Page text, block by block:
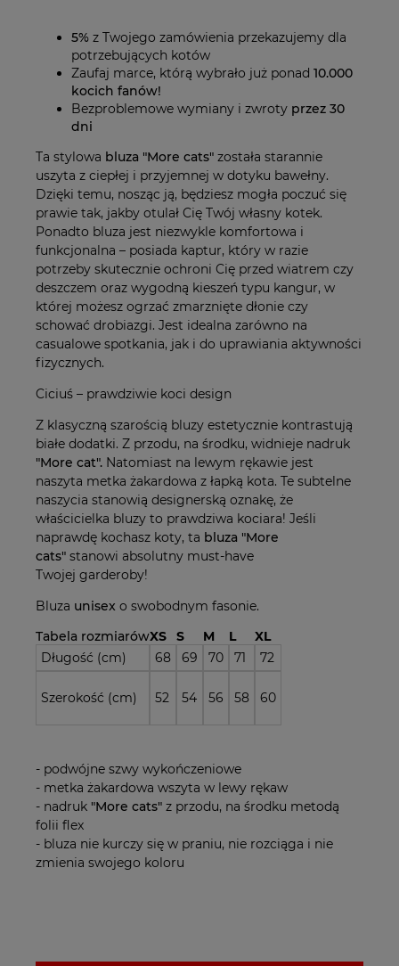
5% z Twojego zamówienia przekazujemy dla
potrzebujących kotów
Zaufaj marce, którą wybrało już ponad 10.000
kocich fanów!
Bezproblemowe wymiany i zwroty przez 30
dni
Ta stylowa bluza "More cats" została starannie
uszyta z ciepłej i przyjemnej w dotyku bawełny.
Dzięki temu, nosząc ją, będziesz mogła poczuć się
prawie tak, jakby otulał Cię Twój własny kotek.
Ponadto bluza jest niezwykle komfortowa i
funkcjonalna – posiada kaptur, który w razie
potrzeby skutecznie ochroni Cię przed wiatrem czy
deszczem oraz wygodną kieszeń typu kangur, w
której możesz ogrzać zmarznięte dłonie czy
schować drobiazgi. Jest idealna zarówno na
casualowe spotkania, jak i do uprawiania aktywności
fizycznych.
Ciciuś – prawdziwie koci design
Z klasyczną szarością bluzy estetycznie kontrastują
białe dodatki. Z przodu, na środku, widnieje nadruk
"More cat". Natomiast na lewym rękawie jest
naszyta metka żakardowa z łapką kota. Te subtelne
naszycia stanowią designerską oznakę, że
właścicielka bluzy to prawdziwa kociara! Jeśli
naprawdę kochasz koty, ta bluza "More
cats" stanowi absolutny must-have
Twojej garderoby!
Bluza unisex o swobodnym fasonie.
Tabela rozmiarówXS S M L
XL
Długość (cm)
68 69 70 71 72
Szerokość (cm) 52 54 56 58 60
- podwójne szwy wykończeniowe
- metka żakardowa wszyta w lewy rękaw
- nadruk "More cats" z przodu, na środku metodą
folii flex
- bluza nie kurczy się w praniu, nie rozciąga i nie
zmienia swojego koloru